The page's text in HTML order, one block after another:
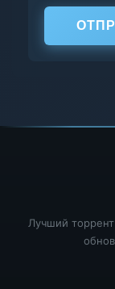
Лучший